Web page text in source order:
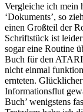
Vergleiche ich mein
‘Dokuments’, so
einen Großteil der
Schriftstück ist
sogar eine Routine
Buch für den
nicht einmal
ernteten.
Informationsflut
Buch’ wenigstens